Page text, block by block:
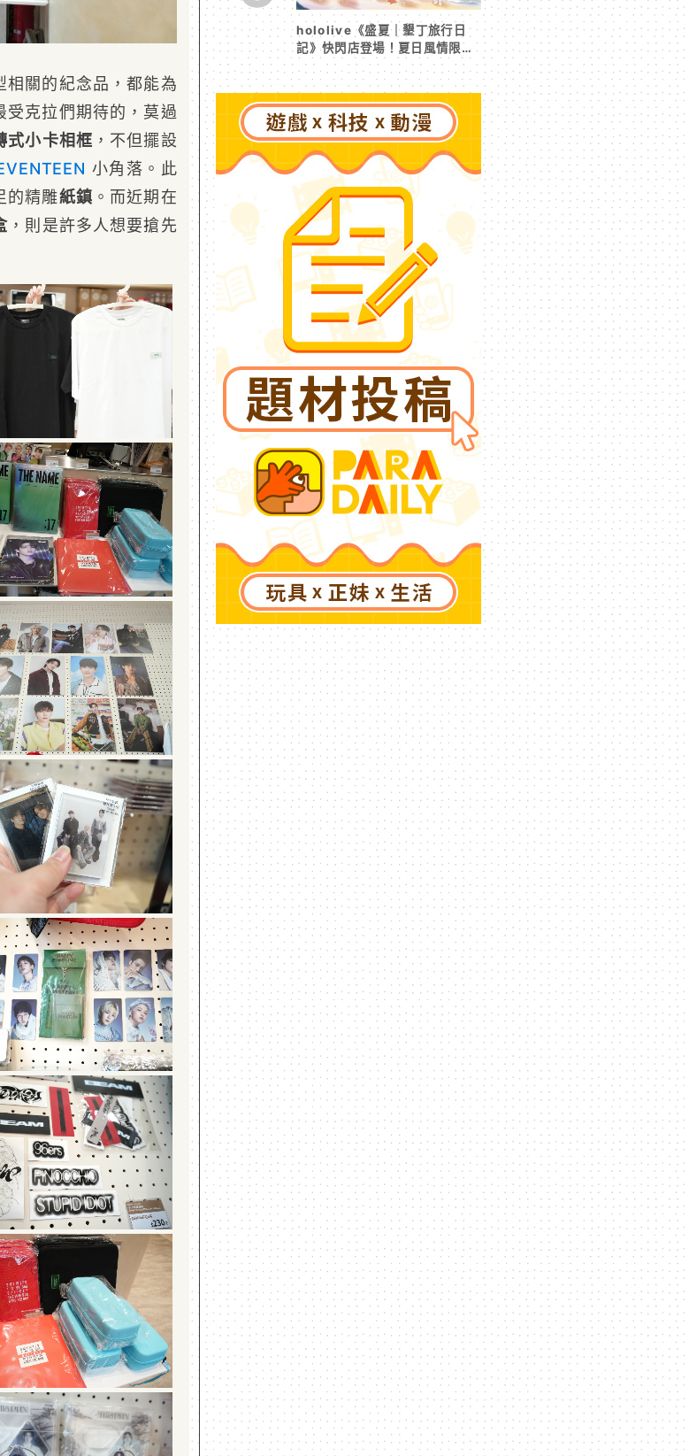
相關的紀念品，都能為
受克拉們期待的，莫過
式小卡相框 ，不但擺設
小角落。此
的精雕紙鎮 。而近期在
，則是許多人想要搶先
hololive《盛夏｜墾丁旅行日
記》快閃店登場！夏日風情限定
周邊首度公開